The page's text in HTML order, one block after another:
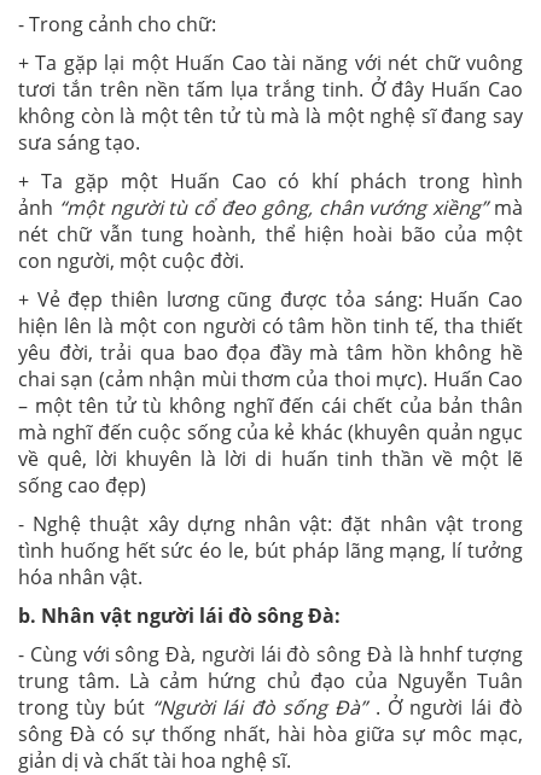
- Trong cảnh cho chữ:
+ Ta gặp lại một Huấn Cao tài năng với nét chữ vuông
tươi tắn trên nền tấm lụa trắng tinh. Ở đây Huấn Cao
không còn là một tên tử tù mà là một nghệ sĩ đang say
sưa sáng tạo.
+ Ta gặp một Huấn Cao có khí phách trong hình
ảnh “một người tù cổ đeo gông, chân vướng xiềng”mà
nét chữ vẫn tung hoành, thể hiện hoài bão của một
con người, một cuộc đời.
+ Vẻ đẹp thiên lương cũng được tỏa sáng: Huấn Cao
hiện lên là một con người có tâm hồn tinh tế, tha thiết
yêu đời, trải qua bao đọa đầy mà tâm hồn không hề
chai sạn (cảm nhận mùi thơm của thoi mực). Huấn Cao
– một tên tử tù không nghĩ đến cái chết của bản thân
mà nghĩ đến cuộc sống của kẻ khác (khuyên quản ngục
về quê, lời khuyên là lời di huấn tinh thần về một lẽ
sống cao đẹp)
- Nghệ thuật xây dựng nhân vật: đặt nhân vật trong
tình huống hết sức éo le, bút pháp lãng mạng, lí tưởng
hóa nhân vật.
b. Nhân vật người lái đò sông Đà:
- Cùng với sông Đà, người lái đò sông Đà là hnhf tượng
trung tâm. Là cảm hứng chủ đạo của Nguyễn Tuân
trong tùy bút “Người lái đò sống Đà” . Ở người lái đò
sông Đà có sự thống nhất, hài hòa giữa sự môc mạc,
giản dị và chất tài hoa nghệ sĩ.